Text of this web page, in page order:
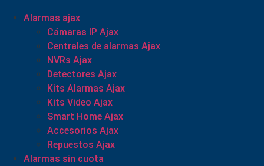
Alarmas ajax
Cámaras IP Ajax
Centrales de alarmas Ajax
NVRs Ajax
Detectores Ajax
Kits Alarmas Ajax
Kits Video Ajax
Smart Home Ajax
Accesorios Ajax
Repuestos Ajax
Alarmas sin cuota